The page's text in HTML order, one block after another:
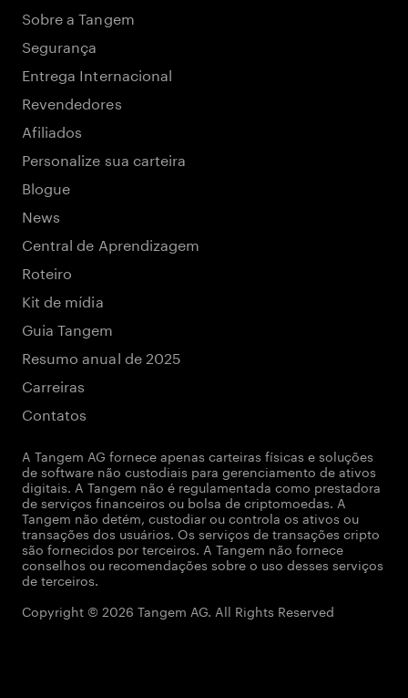
Sobre a Tangem
Segurança
Entrega Internacional
Revendedores
Afiliados
Personalize sua carteira
Blogue
News
Central de Aprendizagem
Roteiro
Kit de mídia
Guia Tangem
Resumo anual de 2025
Carreiras
Contatos
A Tangem AG fornece apenas carteiras físicas e soluções
de software não custodiais para gerenciamento de ativos
digitais. A Tangem não é regulamentada como prestadora
de serviços financeiros ou bolsa de criptomoedas. A
Tangem não detém, custodiar ou controla os ativos ou
transações dos usuários. Os serviços de transações cripto
são fornecidos por terceiros. A Tangem não fornece
conselhos ou recomendações sobre o uso desses serviços
de terceiros.